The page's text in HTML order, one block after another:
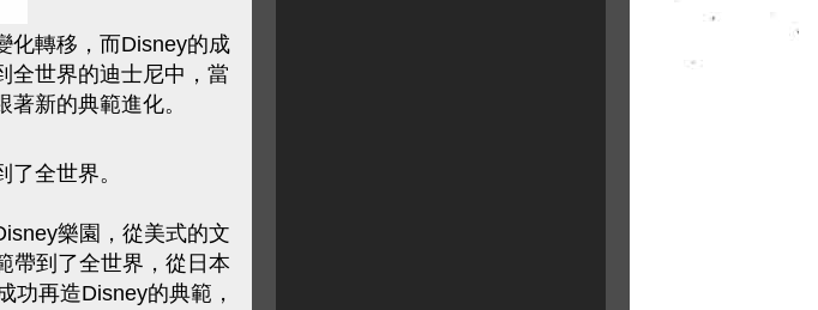
化轉移，而Disney的成
全世界的迪士尼中，當
新的典範進化。
全世界。
樂園，從美式的文
帶到了全世界，從日本
功再造Disney的典範，